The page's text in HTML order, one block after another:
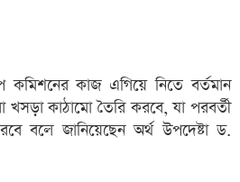
কমিশনের কাজ এগিয়ে নিতে বর্তমান
খসড়া কাঠামো তৈরি করবে, যা পরবর্তী
বলে জানিয়েছেন অর্থ উপদেষ্টা ড.